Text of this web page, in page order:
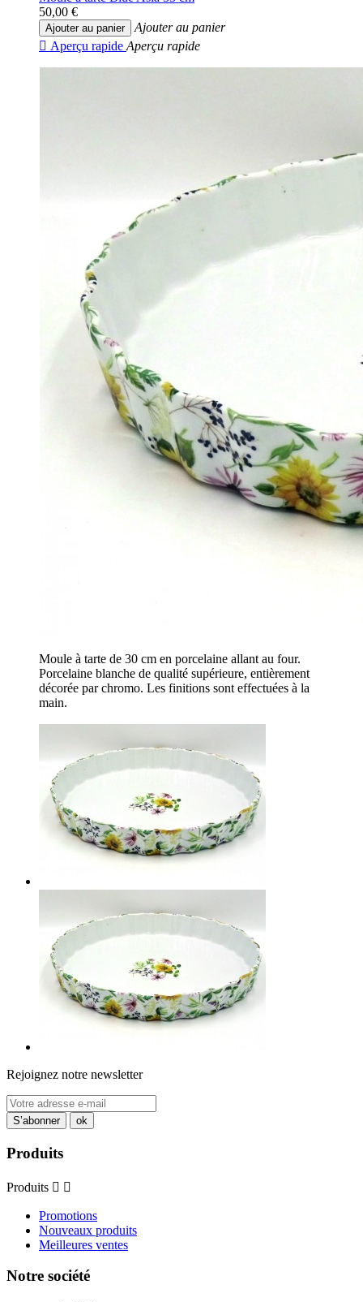
50,00 €
Ajouter au panier
Ajouter au panier
 Aperçu rapide Aperçu rapide
Moule à tarte de 30 cm en porcelaine allant au four.
Porcelaine blanche de qualité supérieure, entièrement
décorée par chromo. Les finitions sont effectuées à la
main.
Rejoignez notre newsletter
Produits
Produits  
Promotions
Nouveaux produits
Meilleures ventes
Notre société